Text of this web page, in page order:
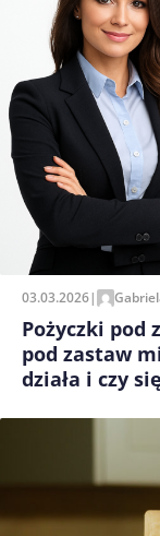
03.03.2026|
Pożyczki
pod zastaw
działa i czy